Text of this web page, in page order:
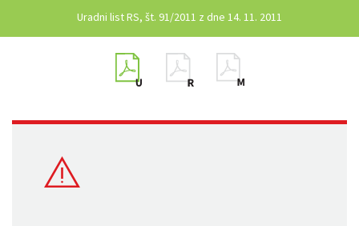
Uradni list RS, št. 91/2011 z dne 14. 11. 2011